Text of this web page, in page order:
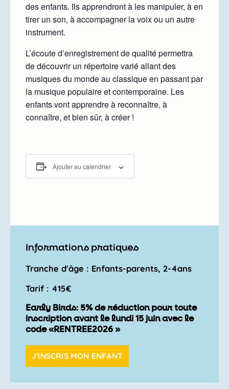
des enfants. Ils apprendront à les manipuler, à en
tirer un son, à accompagner la voix ou un autre
instrument.
L’écoute d’enregistrement de qualité permettra
de découvrir un répertoire varié allant des
musiques du monde au classique en passant par
la musique populaire et contemporaine. Les
enfants vont apprendre à reconnaître, à
connaître, et bien sûr, à créer !
Ajouter au calendrier
Informations pratiques
Tranche d'âge : Enfants-parents, 2-4ans
Tarif : 415€
Early Birds: 5% de réduction pour toute
inscription avant le lundi 15 juin avec le
code «RENTREE2026 »
J'INSCRIS MON ENFANT